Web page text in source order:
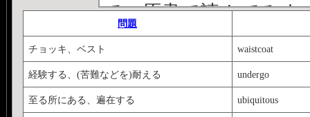
て、原書で読んでみま
・作中、幽霊という単
すが、日本語だとどう
方に頭文字書いちゃい
・イギリス英語なの
問題
チョッキ、ベスト waistcoat
経験する、(苦難などを)耐える undergo
至る所にある、遍在する ubiquitous